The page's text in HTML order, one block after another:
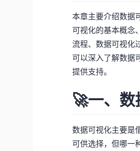
本章主要介绍数据
可视化的基本概念
流程、数据可视化
可以深入了解数据
提供支持。
🚀一、
数据可视化主要是
可供选择，但哪一